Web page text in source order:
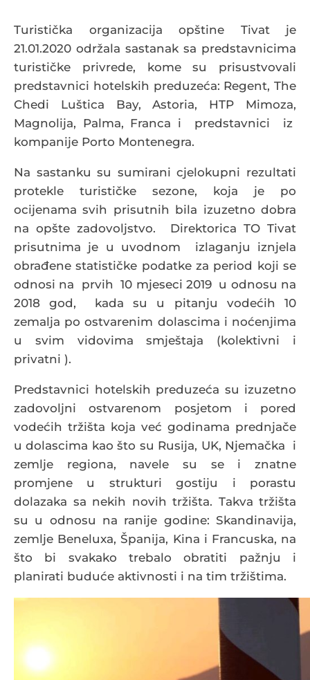
Turistička organizacija opštine Tivat je
21.01.2020 održala sastanak sa predstavnicima
turističke privrede, kome su prisustvovali
predstavnici hotelskih preduzeća: Regent, The
Chedi Luštica Bay, Astoria, HTP Mimoza,
Magnolija, Palma, Franca i predstavnici iz
kompanije Porto Montenegra.
Na sastanku su sumirani cjelokupni rezultati
protekle turističke sezone, koja je po
ocijenama svih prisutnih bila izuzetno dobra
na opšte zadovoljstvo. Direktorica TO Tivat
prisutnima je u uvodnom izlaganju iznjela
obrađene statističke podatke za period koji se
odnosi na prvih 10 mjeseci 2019 u odnosu na
2018 god, kada su u pitanju vodećih 10
zemalja po ostvarenim dolascima i noćenjima
u svim vidovima smještaja (kolektivni i
privatni ).
Predstavnici hotelskih preduzeća su izuzetno
zadovoljni ostvarenom posjetom i pored
vodećih tržišta koja već godinama prednjače
u dolascima kao što su Rusija, UK, Njemačka i
zemlje regiona, navele su se i znatne
promjene u strukturi gostiju i porastu
dolazaka sa nekih novih tržišta. Takva tržišta
su u odnosu na ranije godine: Skandinavija,
zemlje Beneluxa, Španija, Kina i Francuska, na
što bi svakako trebalo obratiti pažnju i
planirati buduće aktivnosti i na tim tržištima.